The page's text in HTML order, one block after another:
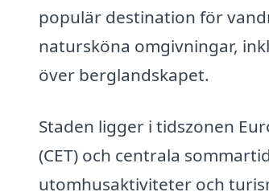
populär destination för
natursköna omgivningar,
över berglandskapet.
Staden ligger i tidszonen
(CET) och centrala
utomhusaktiviteter och